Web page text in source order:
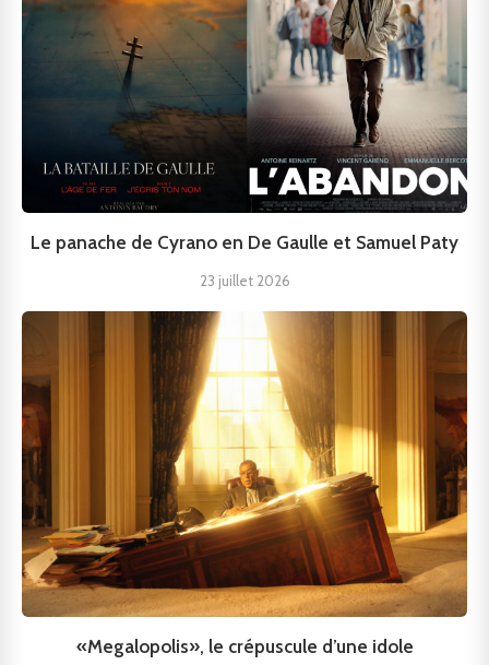
Le panache de Cyrano en De Gaulle et Samuel Paty
23 juillet 2026
«Megalopolis», le crépuscule d’une idole